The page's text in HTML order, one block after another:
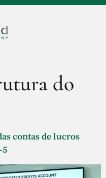
do
contas de lucros
5